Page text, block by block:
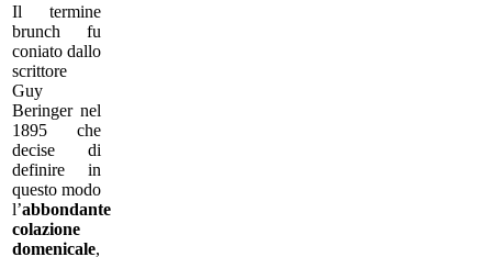
Il termine
brunch fu
coniato dallo
scrittore
Guy
Beringer nel
1895 che
decise di
definire in
questo modo
l’abbondante
colazione
domenicale,